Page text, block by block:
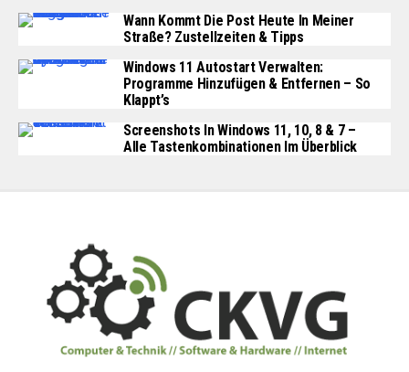
Wann Kommt Die Post Heute In Meiner
Straße? Zustellzeiten & Tipps
Windows 11 Autostart Verwalten:
Programme Hinzufügen & Entfernen – So
Klappt’s
Screenshots In Windows 11, 10, 8 & 7 –
Alle Tastenkombinationen Im Überblick